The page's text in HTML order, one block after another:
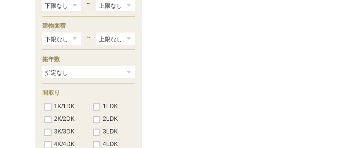
～
建物面積
～
築年数
間取り
1K/1DK
1LDK
2K/2DK
2LDK
3K/3DK
3LDK
4K/4DK
4LDK